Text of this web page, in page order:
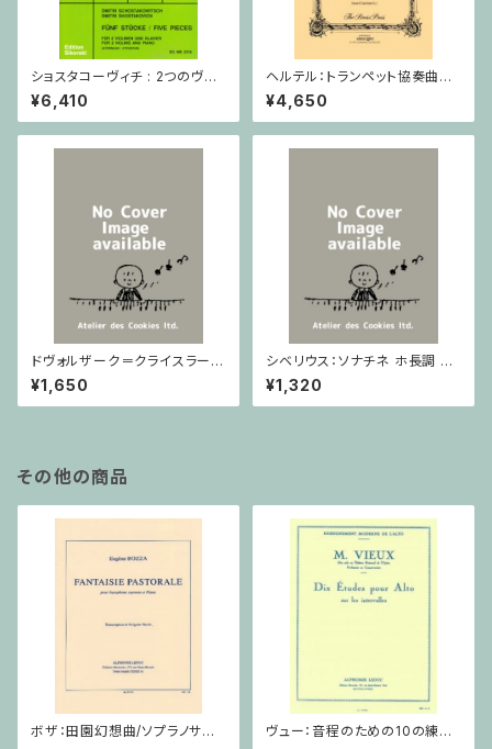
ショスタコーヴィチ : 2つのヴァ
イオリンとピアノのための 5つの
小品 / ヴァイオリン2とピアノ
¥6,410
ヘルテル：トランペット協奏曲第1
番 変ホ長調/トランペット・ピア
ノ
¥4,650
ドヴォルザーク＝クライスラー：
スラヴ幻想曲 ロ短調 from Op.
55-4, Op.75 / ヴァイオリンと
ピアノ
¥1,650
シベリウス：ソナチネ ホ長調 O
p.80 / ヴァイオリンとピアノ
¥1,320
その他の商品
ボザ：田園幻想曲/ソプラノサク
ヴュー：音程のための10の練習